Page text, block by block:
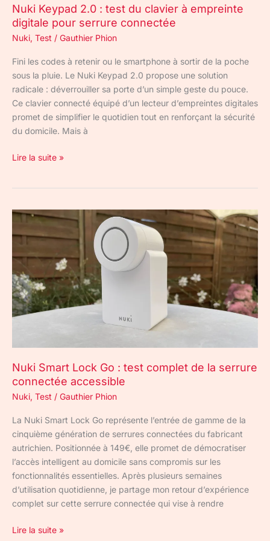
Nuki Keypad 2.0 : test du clavier à empreinte
digitale pour serrure connectée
Nuki, Test / Gauthier Phion
Fini les codes à retenir ou le smartphone à sortir de la poche
sous la pluie. Le Nuki Keypad 2.0 propose une solution
radicale : déverrouiller sa porte d’un simple geste du pouce.
Ce clavier connecté équipé d’un lecteur d’empreintes digitales
promet de simplifier le quotidien tout en renforçant la sécurité
du domicile. Mais à
serrure
connectée
Lire la suite »
Nuki Smart Lock Go : test complet de la serrure
connectée accessible
Nuki, Test / Gauthier Phion
La Nuki Smart Lock Go représente l’entrée de gamme de la
cinquième génération de serrures connectées du fabricant
autrichien. Positionnée à 149€, elle promet de démocratiser
l’accès intelligent au domicile sans compromis sur les
fonctionnalités essentielles. Après plusieurs semaines
d’utilisation quotidienne, je partage mon retour d’expérience
complet sur cette serrure connectée qui vise à rendre
Nuki
Smart
Lock
Go
test
complet
de
accessible
Lire la suite »